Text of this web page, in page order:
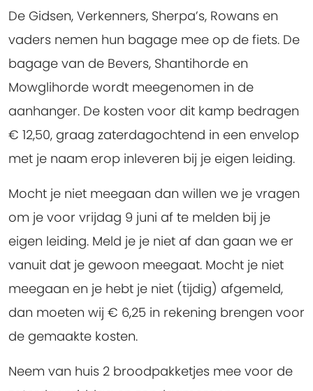
De Gidsen, Verkenners, Sherpa’s, Rowans en
vaders nemen hun bagage mee op de fiets. De
bagage van de Bevers, Shantihorde en
Mowglihorde wordt meegenomen in de
aanhanger. De kosten voor dit kamp bedragen
€ 12,50, graag zaterdagochtend in een envelop
met je naam erop inleveren bij je eigen leiding.
Mocht je niet meegaan dan willen we je vragen
om je voor vrijdag 9 juni af te melden bij je
eigen leiding. Meld je je niet af dan gaan we er
vanuit dat je gewoon meegaat. Mocht je niet
meegaan en je hebt je niet (tijdig) afgemeld,
dan moeten wij € 6,25 in rekening brengen voor
de gemaakte kosten.
Neem van huis 2 broodpakketjes mee voor de